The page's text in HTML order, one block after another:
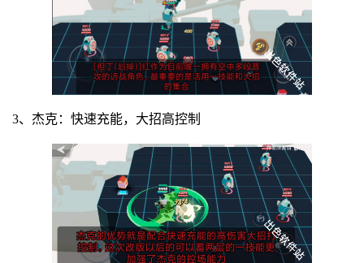
3、杰克：快速充能，大招高控制